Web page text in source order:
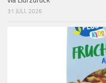
31 JULI, 2026